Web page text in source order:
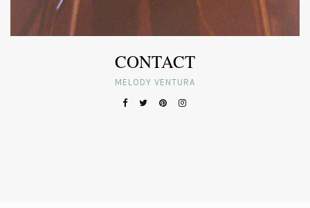
CONTACT
MELODY VENTURA